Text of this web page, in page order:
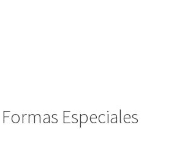
Especiales